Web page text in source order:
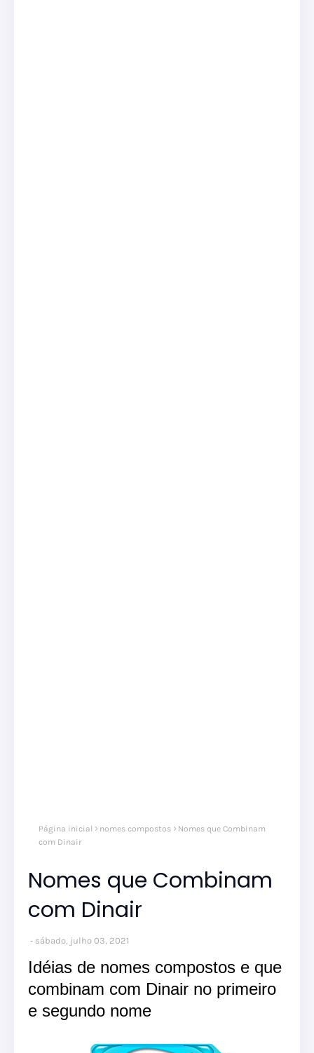
Página inicial nomes compostos
Nomes que Combinam
com Dinair
Nomes que Combinam
com Dinair
sábado, julho 03, 2021
Idéias de nomes compostos e que
combinam com Dinair no primeiro
e segundo nome